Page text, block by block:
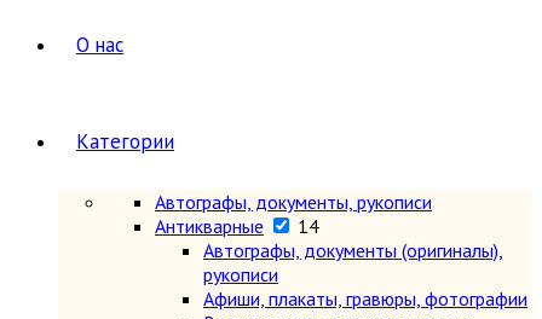
О нас
Категории
Автографы, документы, рукописи
Антикварные
14
Автографы, документы (оригиналы),
рукописи
Афиши, плакаты, гравюры, фотографии